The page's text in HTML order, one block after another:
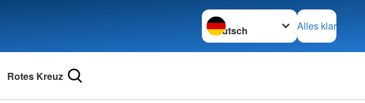
Sprache wechseln zu
Alles klar
Rotes Kreuz